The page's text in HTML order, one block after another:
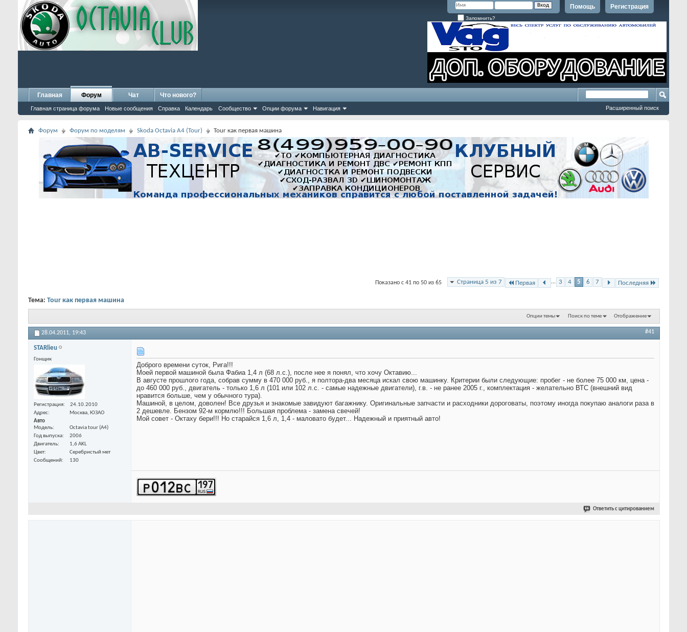
Регистрация
Помощь
Запомнить?
Главная Форум
Главная страница форума Новые сообщения Справка Календарь Сообщество Опции форума Навигация
Чат Что нового?
Расширенный поиск
Форум Форум по моделям Skoda Octavia A4 (Tour) Tour как первая машина
Страница 5 из 7 Первая ... 3 4 5 6 7 Последняя
Показано с 41 по 50 из 65
Тема: Tour как первая машина
Опции темы Поиск по теме Отображение
28.04.2011, 19:43 #41
STARlieu
Гонщик
Регистрация
24.10.2010
Адрес
Москва, ЮЗАО
Авто
Модель
Octavia tour (A4)
Год выпуска
2006
Двигатель
1,6 AKL
Цвет
Серебристый мет
Сообщений
130
Доброго времени суток, Рига!!!
Моей первой машиной была Фабиа 1,4 л (68 л.с.), после нее я понял, что хочу Октавию...
В августе прошлого года, собрав сумму в 470 000 руб., я полтора-два месяца искал свою машинку. Критерии были следующие: пробег - не более 75 000 км, цена -
до 460 000 руб., двигатель - только 1,6 л (101 или 102 л.с. - самые надежные двигатели), г.в. - не ранее 2005 г., комплектация - желательно ВТС (внешний вид
нравится больше, чем у обычного тура).
Машиной, в целом, доволен! Все друзья и знакомые завидуют багажнику. Оригинальные запчасти и расходники дороговаты, поэтому иногда покупаю аналоги раза в
2 дешевле. Бензом 92-м кормлю!!! Большая проблема - замена свечей!
Мой совет - Октаху бери!!! Но старайся 1,6 л, 1,4 - маловато будет... Надежный и приятный авто!
Ответить с цитированием